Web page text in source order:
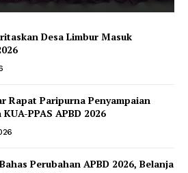
Desa Limbur Masuk
Rapat Paripurna Penyampaian
PPAS APBD 2026
Perubahan APBD 2026, Belanja